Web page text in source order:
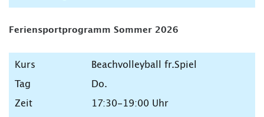
Feriensportprogramm Sommer 2026
Beachvolleyball fr.Spiel
Do.
17:30-19:00 Uhr